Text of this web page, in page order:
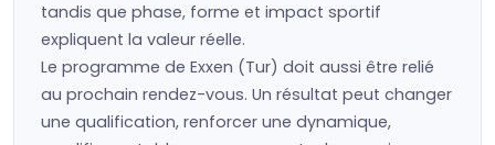
tandis que phase, forme et impact sportif
expliquent la valeur réelle.
Le programme de Exxen (Tur) doit aussi être relié
au prochain rendez-vous. Un résultat peut changer
une qualification, renforcer une dynamique,